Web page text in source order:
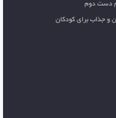
دست دوم
و جذاب برای کودکان